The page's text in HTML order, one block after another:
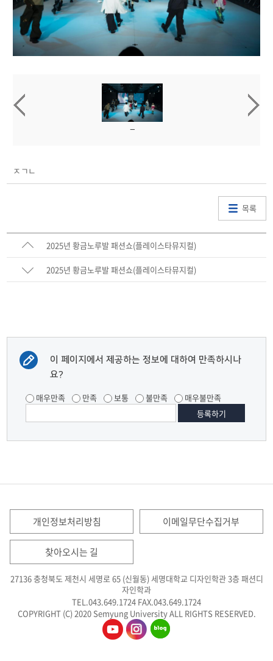
ㅈㄱㄴ
목록
2025년 황금노루발 패션쇼(플레이스타뮤지컬)
2025년 황금노루발 패션쇼(플레이스타뮤지컬)
이 페이지에서 제공하는 정보에 대하여 만족하시나
요?
매우만족 만족 보통 불만족 매우불만족
개인정보처리방침 이메일무단수집거부
찾아오시는 길
27136 충청북도 제천시 세명로 65 (신월동) 세명대학교 디자인학관 3층 패션디
자인학과
TEL.043.649.1724 FAX.043.649.1724
COPYRIGHT (C) 2020 Semyung University ALL RIGHTS RESERVED.